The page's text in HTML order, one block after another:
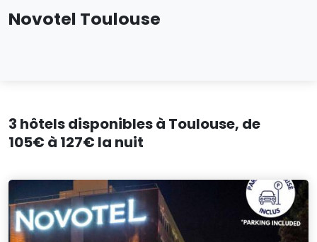
Novotel Toulouse
3 hôtels disponibles à Toulouse, de
105€ à 127€ la nuit